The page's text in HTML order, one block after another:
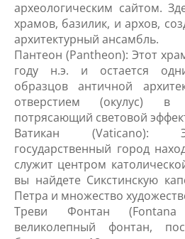
археологическим сайтом.
храмов, базилик, и архов,
архитектурный ансамбль.
Пантеон (Pantheon): Этот
году н.э. и остается
образцов античной
отверстием (окулус) в
потрясающий световой
Ватикан (Vaticano):
государственный город
служит центром
вы найдете Сикстинскую
Петра и множество
Треви Фонтан
великолепный фонтан,